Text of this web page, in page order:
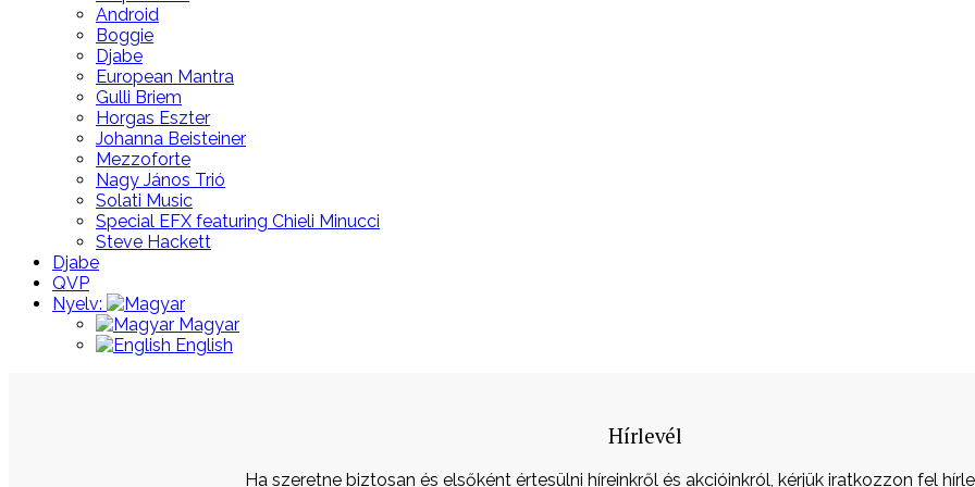
Android
Boggie
Djabe
European Mantra
Gulli Briem
Horgas Eszter
Johanna Beisteiner
Mezzoforte
Nagy János Trió
Solati Music
Special EFX featuring Chieli Minucci
Steve Hackett
Djabe
QVP
Nyelv:
Magyar
English
Hírlevél
Ha szeretne biztosan és elsőként értesülni híreinkről és akcióinkról, kérjük iratkozzon fel